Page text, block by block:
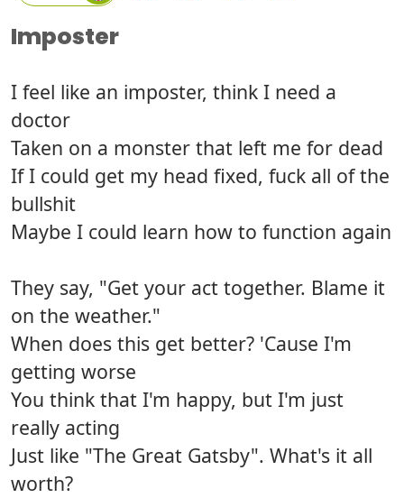
Imposter
I feel like an imposter, think I need a
doctor
Taken on a monster that left me for dead
If I could get my head fixed, fuck all of the
bullshit
Maybe I could learn how to function again
They say, "Get your act together. Blame it
on the weather."
When does this get better? 'Cause I'm
getting worse
You think that I'm happy, but I'm just
really acting
Just like "The Great Gatsby". What's it all
worth?